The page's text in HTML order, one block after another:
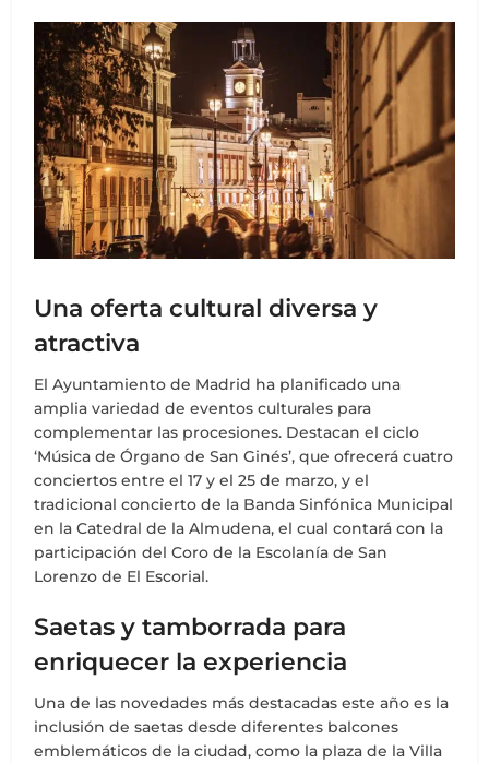
Una oferta cultural diversa y
atractiva
El Ayuntamiento de Madrid ha planificado una
amplia variedad de eventos culturales para
complementar las procesiones. Destacan el ciclo
‘Música de Órgano de San Ginés’, que ofrecerá cuatro
conciertos entre el 17 y el 25 de marzo, y el
tradicional concierto de la Banda Sinfónica Municipal
en la Catedral de la Almudena, el cual contará con la
participación del Coro de la Escolanía de San
Lorenzo de El Escorial.
Saetas y tamborrada para
enriquecer la experiencia
Una de las novedades más destacadas este año es la
inclusión de saetas desde diferentes balcones
emblemáticos de la ciudad, como la plaza de la Villa